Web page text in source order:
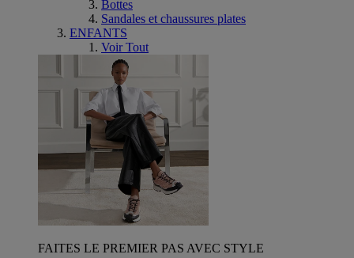
Bottes
Sandales et chaussures plates
ENFANTS
Voir Tout
FAITES LE PREMIER PAS AVEC STYLE